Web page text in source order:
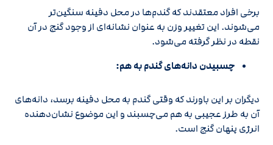
برخی افراد معتقدند که گندم‌ها در محل دفینه سنگین‌تر
می‌شوند. این تغییر وزن به عنوان نشانه‌ای از وجود گنج در آن
نقطه در نظر گرفته می‌شود.
چسبیدن دانه‌های گندم به هم:
دیگران بر این باورند که وقتی گندم به محل دفینه برسد، دانه‌های
آن به طرز عجیبی به هم می‌چسبند و این موضوع نشان‌دهنده
انرژی پنهان گنج است.